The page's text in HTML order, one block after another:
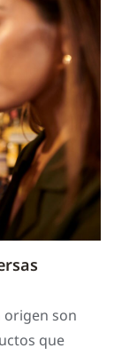
origen son
que